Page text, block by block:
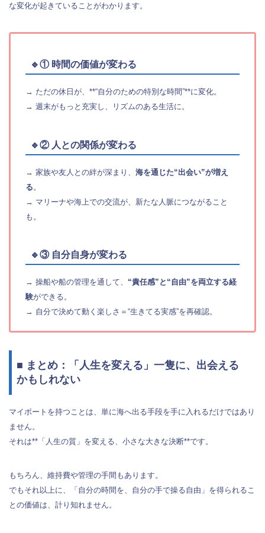
な変化が起きていることがわかります。
🔹① 時間の価値が変わる
→ ただの休日が、**“自分のための特別な時間”**に変化。
→ 週末がもっと充実し、リズムのある生活に。
🔹② 人との関係が変わる
→ 家族や友人との絆が深まり、 海を通じた“出会い”が増え
る 。
→ マリーナや海上での交流が、新たな人脈につながること
も。
🔹③ 自分自身が変わる
→ 操船や船の管理を通して、 “責任感”と“自由”を両立する経
験ができる。
→ 自分で決めて動く楽しさ＝“生きてる実感”を再確認。
■ まとめ：「人生を変える」一隻に、出会える
かもしれない
マイボートを持つことは、単に海へ出る手段を手に入れるだけではあり
ません。
それは**「人生の質」を変える、小さな大きな決断**です。
もちろん、維持費や管理の手間もあります。
でもそれ以上に、「自分の時間を、自分の手で操る自由」を得られるこ
との価値は、計り知れません。